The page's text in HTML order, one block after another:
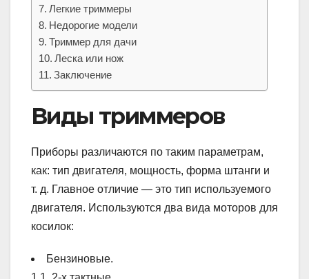
Легкие триммеры
Недорогие модели
Триммер для дачи
Леска или нож
Заключение
Виды триммеров
Приборы различаются по таким параметрам,
как: тип двигателя, мощность, форма штанги и
т. д. Главное отличие — это тип используемого
двигателя. Используются два вида моторов для
косилок:
Бензиновые.